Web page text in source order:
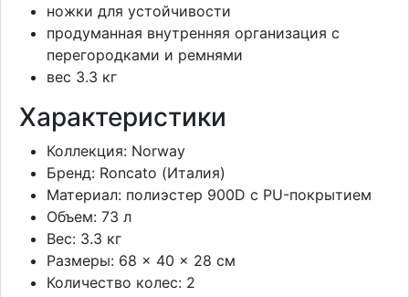
ножки для устойчивости
продуманная внутренняя организация с
перегородками и ремнями
вес 3.3 кг
Характеристики
Коллекция: Norway
Бренд: Roncato (Италия)
Материал: полиэстер 900D с PU-покрытием
Объем: 73 л
Вес: 3.3 кг
Размеры: 68 × 40 × 28 см
Количество колес: 2